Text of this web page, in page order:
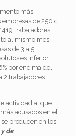
más
empresas de 250 o
trabajadores,
al mismo mes
de 3 a 5
es inferior
por encima del
2 trabajadores
actividad al que
acusados en el
producen en los
de